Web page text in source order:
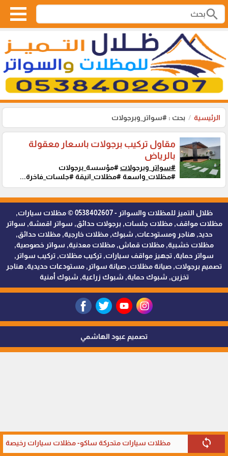
search
الرئيسية بحث : #سواتر_وبرجولات
sync مظلات سيارات متحركة ساكو- مظلات سيارات رخيصة
مقاول تركيب برجولات باسعار معقولة
بالرياض
#سواتر_وبرجولات #مؤسسة_برجولات
#مظلات_واسعة #مظلات_انيقة #جلسات_فاخرة...
ظلال التميز للمظلات والسواتر - 0538402607 © مظلات سيارات,
مظلات مواقف, مظلات جلسات, برجولات حدائق, سواتر اقمشة, سواتر
حديد, هناجر ومستودعات, شبوك, مظلات خارجية, مظلات حدائق,
مظلات خشبية, مظلات قماش, مظلات معدنية, سواتر خصوصية,
سواتر حماية, تجهيز مواقف سيارات, تركيب مظلات, تركيب سواتر,
تصميم برجولات, صيانة مظلات, صيانة سواتر, مستودعات حديدية, هناجر
تخزين, شبوك حماية, شبوك زراعية, شبوك أمنية
تصميم عبود الهاشمي